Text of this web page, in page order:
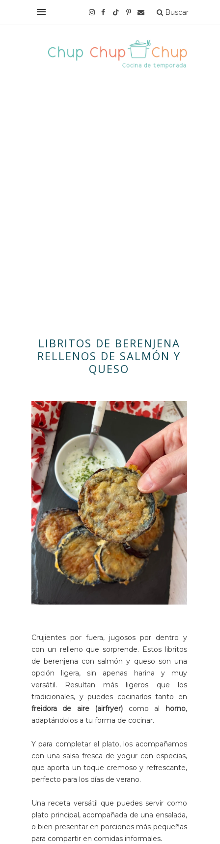
Buscar
LIBRITOS DE BERENJENA
RELLENOS DE SALMÓN Y
QUESO
Crujientes por fuera, jugosos por dentro y
con un relleno que sorprende. Estos libritos
de berenjena con salmón y queso son una
opción ligera, sin apenas harina y muy
versátil. Resultan más ligeros que los
tradicionales, y puedes cocinarlos tanto en
freidora de aire (airfryer) como al horno,
adaptándolos a tu forma de cocinar.
Y para completar el plato, los acompañamos
con una salsa fresca de yogur con especias,
que aporta un toque cremoso y refrescante,
perfecto para los días de verano.
Una receta versátil que puedes servir como
plato principal, acompañada de una ensalada,
o bien presentar en porciones más pequeñas
para compartir en comidas informales.